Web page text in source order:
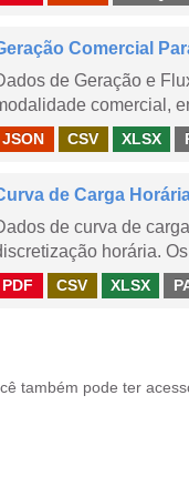
Comercial
de Geração e
comercial,
JSON CSV XLSX
de Carga
de curva de
horária.
PDF CSV XLSX
também pode ter